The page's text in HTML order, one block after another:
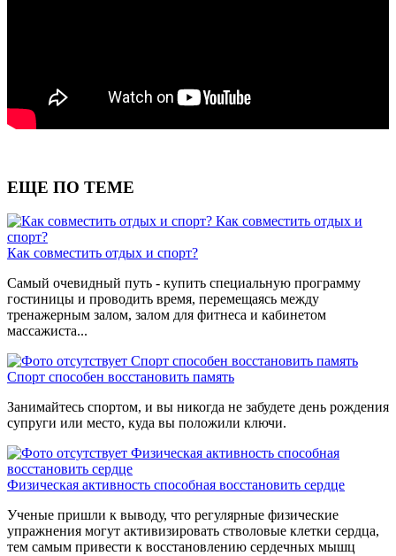
ЕЩЕ ПО ТЕМЕ
Как совместить отдых и
спорт?
Как совместить отдых и спорт?
Самый очевидный путь - купить специальную программу
гостиницы и проводить время, перемещаясь между
тренажерным залом, залом для фитнеса и кабинетом
массажиста...
Спорт способен восстановить память
Спорт способен восстановить память
Занимайтесь спортом, и вы никогда не забудете день рождения
супруги или место, куда вы положили ключи.
Физическая активность способная
восстановить сердце
Физическая активность способная восстановить сердце
Ученые пришли к выводу, что регулярные физические
упражнения могут активизировать стволовые клетки сердца,
тем самым привести к восстановлению сердечных мышц